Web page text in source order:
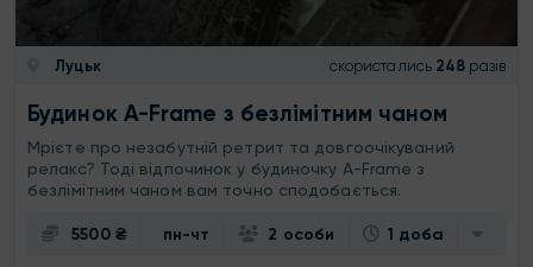
Луцьк скористались 248 разів
Будинок A-Frame з безлімітним чаном
Мрієте про незабутній ретрит та довгоочікуваний
релакс? Тоді відпочинок у будиночку A-Frame з
безлімітним чаном вам точно сподобається.
5500 ₴ пн-чт 2 особи 1 доба